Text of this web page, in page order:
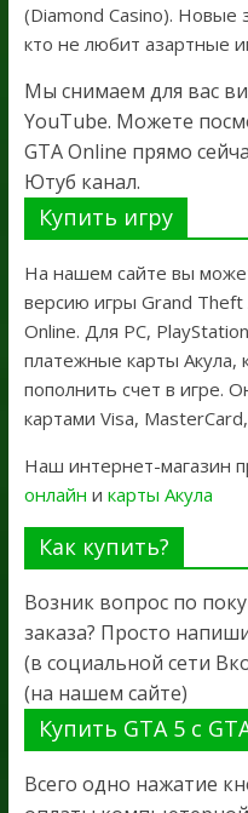
(Diamond Casino).
кто не любит азартные
Мы снимаем для вас
YouTube. Можете
GTA Online прямо
Ютуб канал.
Купить игру
На нашем сайте вы
версию игры Grand
Online. Для PC,
платежные карты Акула,
пополнить счет в игре.
картами Visa,
Наш интернет-магазин
онлайн и карты Акула
Как купить?
Возник вопрос по
заказа? Просто
(в социальной сети
(на нашем сайте)
Купить GTA 5 с
Всего одно нажатие